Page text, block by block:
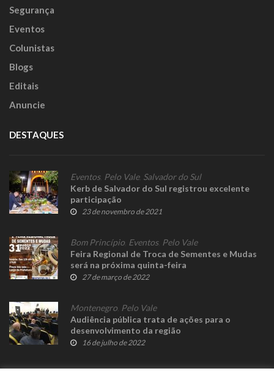
Segurança
Eventos
Colunistas
Blogs
Editais
Anuncie
DESTAQUES
Eventos, Pelo Vale, Salvador do Sul
Kerb de Salvador do Sul registrou excelente
participação
23 de novembro de 2021
Bom Princípio Eventos, Pelo Vale
Feira Regional de Troca de Sementes e Mudas
será na próxima quinta-feira
27 de março de 2022
Montenegro Pelo Vale
Audiência pública trata de ações para o
desenvolvimento da região
16 de julho de 2022